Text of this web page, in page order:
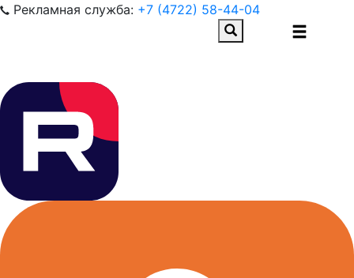
Рекламная служба: +7 (4722) 58-44-04